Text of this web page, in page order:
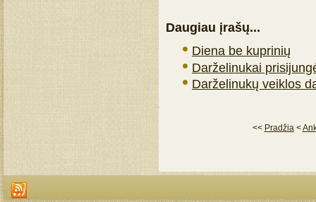
Daugiau įrašų...
Diena be kuprinių
Darželinukai
Darželinukų veiklos
<< Pradžia<